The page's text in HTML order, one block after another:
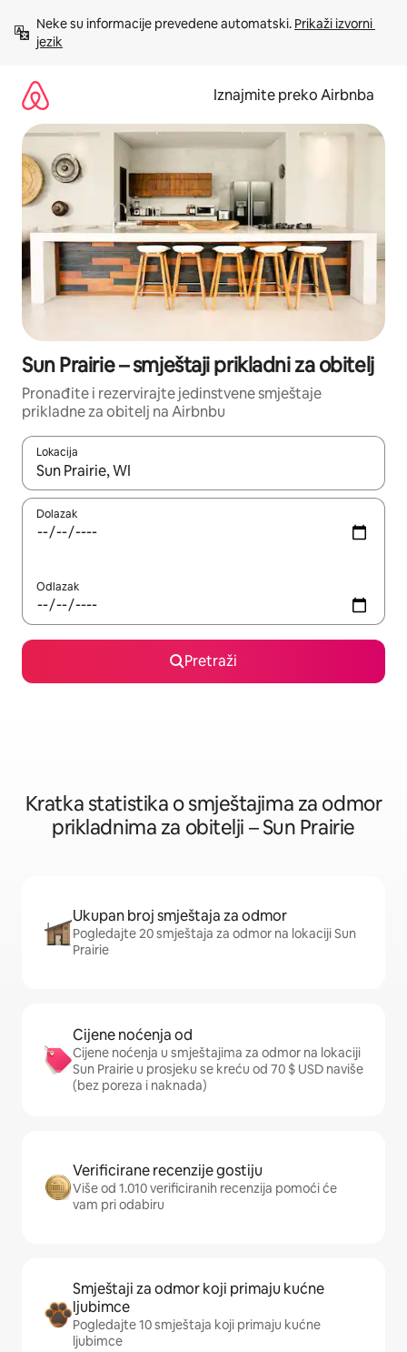
sadržaj
Neke su informacije prevedene automatski. Prikaži izvorni
jezik
Iznajmite preko Airbnba
Sun Prairie – smještaji prikladni za obitelj
Pronađite i rezervirajte jedinstvene smještaje
prikladne za obitelj na Airbnbu
Lokacija
Kada budu dostupni rezultati, moći ćete ih pregledati
Dolazak
Odlazak
Pretraži
Kratka statistika o smještajima za odmor
prikladnima za obitelji – Sun Prairie
Ukupan broj smještaja za odmor
Pogledajte 20 smještaja za odmor na lokaciji Sun
Prairie
Cijene noćenja od
Cijene noćenja u smještajima za odmor na lokaciji
Sun Prairie u prosjeku se kreću od 70 $ USD naviše
(bez poreza i naknada)
Verificirane recenzije gostiju
Više od 1.010 verificiranih recenzija pomoći će
vam pri odabiru
Smještaji za odmor koji primaju kućne
ljubimce
Pogledajte 10 smještaja koji primaju kućne
ljubimce